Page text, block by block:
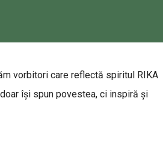
vorbitori care reflectă spiritul RIKA
își spun povestea, ci inspiră și